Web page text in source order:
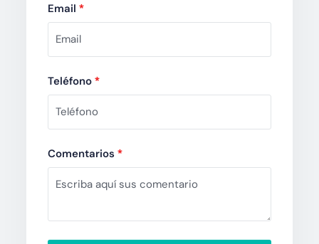
Email *
Teléfono *
Comentarios *